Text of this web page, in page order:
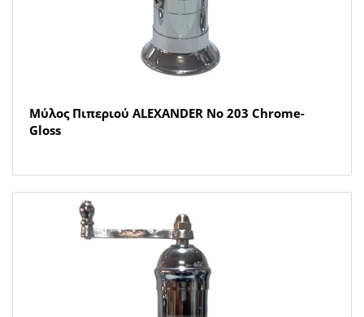
Μύλος Πιπεριού ALEXANDER Νο 203 Chrome-
Gloss